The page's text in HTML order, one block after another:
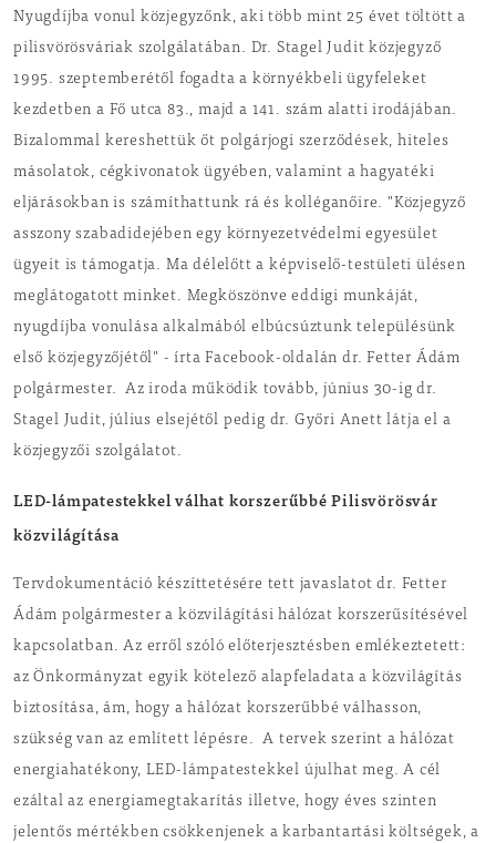
Nyugdíjba vonul közjegyzőnk, aki több mint 25 évet töltött a
pilisvörösváriak szolgálatában. Dr. Stagel Judit közjegyző
1995. szeptemberétől fogadta a környékbeli ügyfeleket
kezdetben a Fő utca 83., majd a 141. szám alatti irodájában.
Bizalommal kereshettük őt polgárjogi szerződések, hiteles
másolatok, cégkivonatok ügyében, valamint a hagyatéki
eljárásokban is számíthattunk rá és kolléganőire. "Közjegyző
asszony szabadidejében egy környezetvédelmi egyesület
ügyeit is támogatja. Ma délelőtt a képviselő-testületi ülésen
meglátogatott minket. Megköszönve eddigi munkáját,
nyugdíjba vonulása alkalmából elbúcsúztunk településünk
első közjegyzőjétől" - írta Facebook-oldalán dr. Fetter Ádám
polgármester. Az iroda működik tovább, június 30-ig dr.
Stagel Judit, július elsejétől pedig dr. Győri Anett látja el a
közjegyzői szolgálatot.
LED-lámpatestekkel válhat korszerűbbé Pilisvörösvár
közvilágítása
Tervdokumentáció készíttetésére tett javaslatot dr. Fetter
Ádám polgármester a közvilágítási hálózat korszerűsítésével
kapcsolatban. Az erről szóló előterjesztésben emlékeztetett:
az Önkormányzat egyik kötelező alapfeladata a közvilágítás
biztosítása, ám, hogy a hálózat korszerűbbé válhasson,
szükség van az említett lépésre. A tervek szerint a hálózat
energiahatékony, LED-lámpatestekkel újulhat meg. A cél
ezáltal az energiamegtakarítás illetve, hogy éves szinten
jelentős mértékben csökkenjenek a karbantartási költségek, a